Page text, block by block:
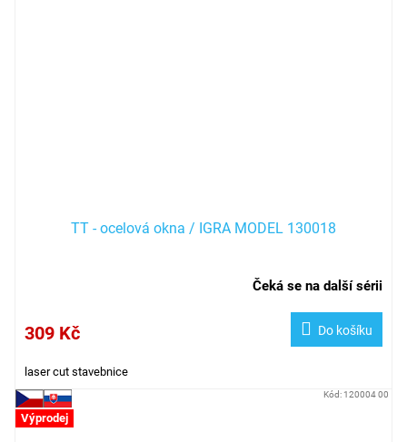
TT - ocelová okna / IGRA MODEL 130018
Čeká se na další sérii
309 Kč Do košíku
laser cut stavebnice
Výprodej
Kód: 120004 00